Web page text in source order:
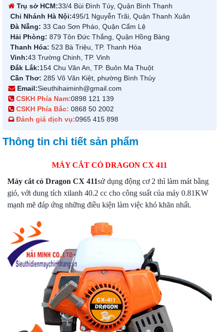
Trụ sở HCM:33/4 Bùi Đình Túy, Quận Bình Thạnh
Chi Nhánh Hà Nội:495/1 Nguyễn Trãi, Quận Thanh Xuân
Đà Nẵng: 33 Cao Sơn Pháo, Quận Cẩm Lệ
Hải Phòng: 879 Tôn Đức Thắng, Quận Hồng Bàng
Thanh Hóa: 523 Bà Triệu, TP. Thanh Hóa
Vinh:43 Trường Chinh, TP. Vinh
Đắk Lắk:154 Chu Văn An, TP. Buôn Ma Thuột
Cần Thơ: 285 Võ Văn Kiệt, phường Bình Thủy
Email:Sieuthihaiminh@gmail.com
CSKH Phía Nam:0898 121 139
CSKH Phía Bắc: 0868 50 2002
Đánh giá dịch vụ:0965 415 898
Thông tin chi tiết sản phẩm
MÁY CẮT CỎ DRAGON CX 411
Máy cắt cỏ Dragon CX 411sử dụng động cơ 2 thì làm mát bằng
gió, với dung tích xilanh 40.2 cc cho công suất của máy 0.81KW
mạnh mẽ đáp ứng những điều kiện làm việc khó khăn nhất.